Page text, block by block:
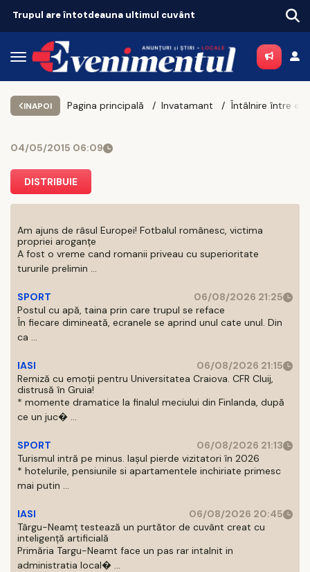
Trupul are întotdeauna ultimul cuvânt
INAPOI Pagina principală Invatamant
04/05/2015 06:09
DISTRIBUIE
Am ajuns de râsul Europei! Fotbalul românesc, victima
propriei aroganțe
A fost o vreme cand romanii priveau cu superioritate
tururile prelimin ...
SPORT
06/08/2026 21:25
Postul cu apă, taina prin care trupul se reface
În fiecare dimineată, ecranele se aprind unul cate unul. Din
ca ...
IASI
06/08/2026 21:15
Remiză cu emoții pentru Universitatea Craiova. CFR Cluij,
distrusă în Gruia!
* momente dramatice la finalul meciului din Finlanda, după
ce un juc� ...
SPORT
06/08/2026 21:13
Turismul intră pe minus. Iașul pierde vizitatori în 2026
* hotelurile, pensiunile si apartamentele inchiriate primesc
mai putin ...
IASI
06/08/2026 20:45
Târgu-Neamț testează un purtător de cuvânt creat cu
inteligență artificială
Primăria Targu-Neamt face un pas rar intalnit in
administratia local� ...